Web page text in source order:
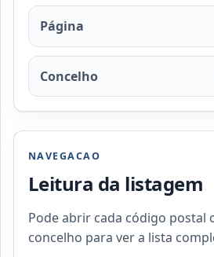
Página
Concelho
NAVEGACAO
Leitura da listagem
Pode abrir cada código postal
concelho para ver a lista